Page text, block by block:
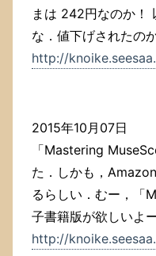
まは 242円なのか！
な．値下げされたの
http://
2015年10月07日
「Mastering
た．しかも，
るらしい．むー，「
子書籍版が欲しいよ
http://